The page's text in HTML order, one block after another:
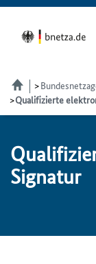
Qualifizierte
Signatur